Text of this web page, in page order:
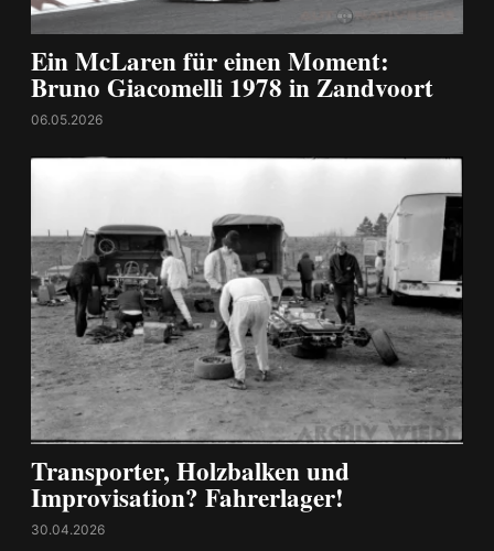
Ein McLaren für einen Moment:
Bruno Giacomelli 1978 in Zandvoort
06.05.2026
Transporter, Holzbalken und
Improvisation? Fahrerlager!
30.04.2026